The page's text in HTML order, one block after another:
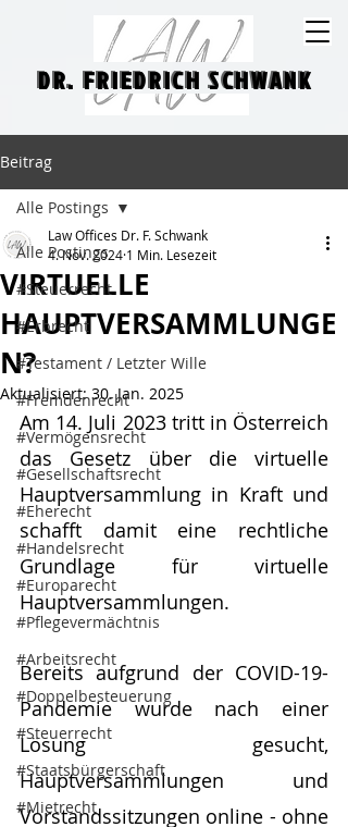
DR. FRIEDRICH SCHWANK
DR. FRIEDRICH SCHWANK
Beitrag
Alle Postings
#Steuerrecht
#Erbrecht
#Testament / Letzter Wille
#Fremdenrecht
#Vermögensrecht
#Gesellschaftsrecht
#Eherecht
#Handelsrecht
#Europarecht
#Pflegevermächtnis
#Arbeitsrecht
#Doppelbesteuerung
#Steuerrecht
#Staatsbürgerschaft
#Mietrecht
Alle Postings
VIRTUELLE
HAUPTVERSAMMLUNGE
N?
Law Offices Dr. F. Schwank
4. Nov. 2024 1 Min. Lesezeit
Aktualisiert:30. Jan. 2025
Am 14. Juli 2023 tritt in Österreich
das Gesetz über die virtuelle
Hauptversammlung in Kraft und
schafft damit eine rechtliche
Grundlage für virtuelle
Hauptversammlungen.
Bereits aufgrund der COVID-19-
Pandemie wurde nach einer
Lösung gesucht,
Hauptversammlungen und
Vorstandssitzungen online - ohne